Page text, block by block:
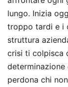
lungo. Inizia
troppo tardi e i
struttura
crisi ti colpisca
perdona chi